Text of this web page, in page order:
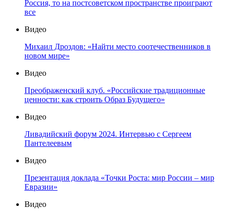
Россия, то на постсоветском пространстве проиграют
все
Видео
Михаил Дроздов: «Найти место соотечественников в
новом мире»
Видео
Преображенский клуб. «Российские традиционные
ценности: как строить Образ Будущего»
Видео
Ливадийский форум 2024. Интервью с Сергеем
Пантелеевым
Видео
Презентация доклада «Точки Роста: мир России – мир
Евразии»
Видео